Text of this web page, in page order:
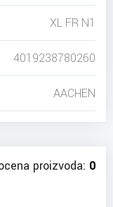
XL FR N1
4019238780260
AACHEN
proizvoda: 0